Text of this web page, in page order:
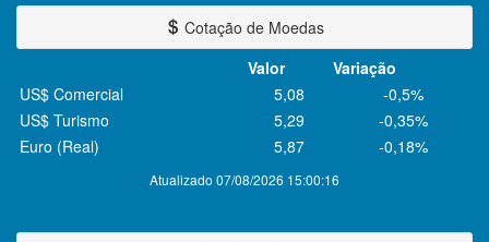
Cotação de Moedas
Valor
Variação
Atualizado 07/08/2026 15:00:16
US$ Comercial 5,08
-0,5%
US$ Turismo
5,29
-0,35%
Euro (Real)
5,87 -0,18%